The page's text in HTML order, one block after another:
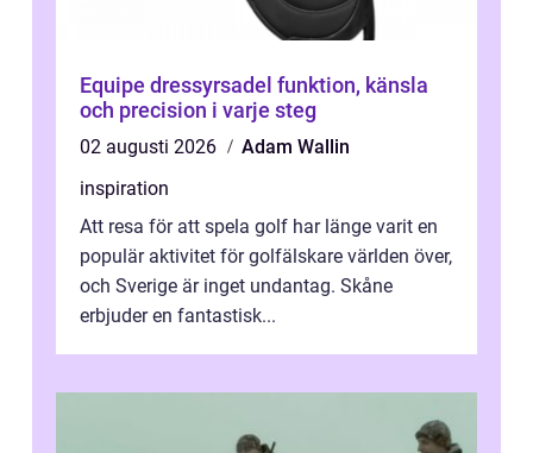
Equipe dressyrsadel funktion, känsla
och precision i varje steg
02 augusti 2026
Adam Wallin
inspiration
Att resa för att spela golf har länge varit en
populär aktivitet för golfälskare världen över,
och Sverige är inget undantag. Skåne
erbjuder en fantastisk...